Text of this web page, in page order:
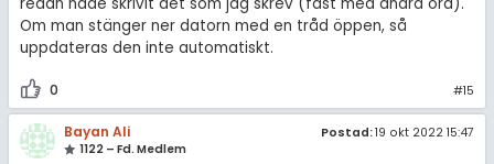
redan hade skrivit det som jag skrev (fast med andra ord).
Om man stänger ner datorn med en tråd öppen, så
uppdateras den inte automatiskt.
0 #15
Bayan Ali
1122 – Fd. Medlem
Postad:19 okt 2022 15:47